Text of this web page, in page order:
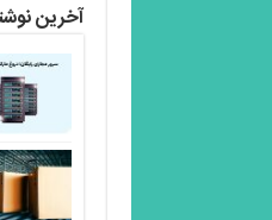
آخرین